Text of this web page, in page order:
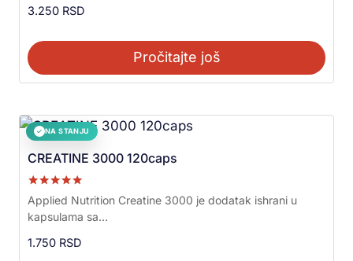
3.250 RSD
Pročitajte još
✓ NA STANJU
CREATINE 3000 120caps
Ocenjeno sa
5.00
od 5
Applied Nutrition Creatine 3000 je dodatak ishrani u
kapsulama sa...
1.750 RSD